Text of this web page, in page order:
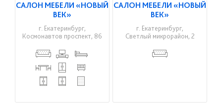
САЛОН МЕБЕЛИ «НОВЫЙ
ВЕК»
г. Екатеринбург,
Космонавтов проспект, 86
САЛОН МЕБЕЛИ «НОВЫЙ
ВЕК»
г. Екатеринбург,
Светлый микрорайон, 2